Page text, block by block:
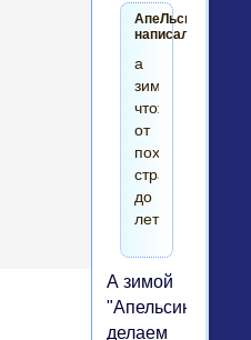
АпеЛьсинка
написал(а):
а
зимой
чтож,
от
похмелья
страдать
до
лета?
А зимой
"Апельсинка"
делаем